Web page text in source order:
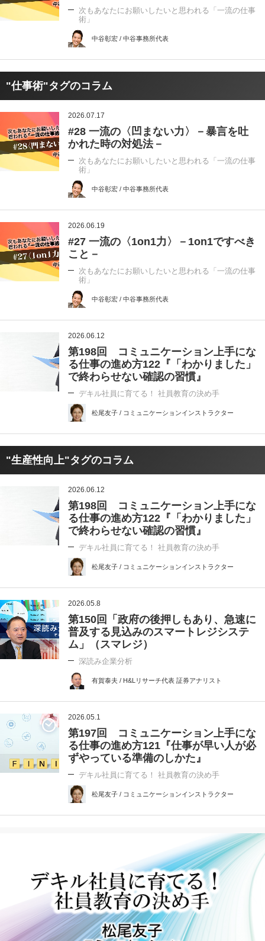
次もあなたにお願いしたいと思われる「一流の仕事
術」
中谷彰宏 / 中谷事務所代表
"仕事術"タグのコラム
2026.07.17
#28 一流の〈凹まない力〉－暴言を吐
かれた時の対処法－
次もあなたにお願いしたいと思われる「一流の仕事
術」
中谷彰宏 / 中谷事務所代表
2026.06.19
#27 一流の〈1on1力〉－1on1ですべき
こと－
次もあなたにお願いしたいと思われる「一流の仕事
術」
中谷彰宏 / 中谷事務所代表
2026.06.12
第198回 コミュニケーション上手にな
る仕事の進め方122『「わかりました」
で終わらせない確認の習慣』
デキル社員に育てる！ 社員教育の決め手
松尾友子 / コミュニケーションインストラクター
"生産性向上"タグのコラム
2026.06.12
第198回 コミュニケーション上手にな
る仕事の進め方122『「わかりました」
で終わらせない確認の習慣』
デキル社員に育てる！ 社員教育の決め手
松尾友子 / コミュニケーションインストラクター
2026.05.8
第150回「政府の後押しもあり、急速に
普及する見込みのスマートレジシステ
ム」（スマレジ）
深読み企業分析
有賀泰夫 / H&Lリサーチ代表 証券アナリスト
2026.05.1
第197回 コミュニケーション上手にな
る仕事の進め方121『仕事が早い人が必
ずやっている準備のしかた』
デキル社員に育てる！ 社員教育の決め手
松尾友子 / コミュニケーションインストラクター